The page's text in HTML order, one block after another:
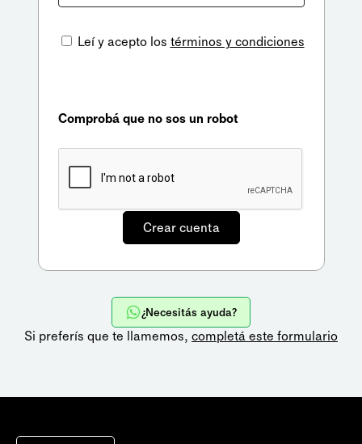
Leí y acepto los términos y condiciones
Comprobá que no sos un robot
¿Necesitás ayuda?
Si preferís que te llamemos, completá este formulario